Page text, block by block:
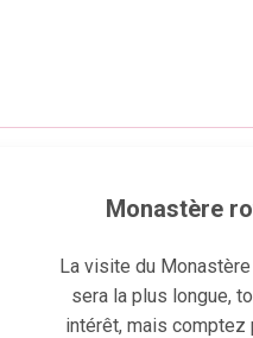
Monastère
La visite du
sera la plus longue,
intérêt, mais comptez